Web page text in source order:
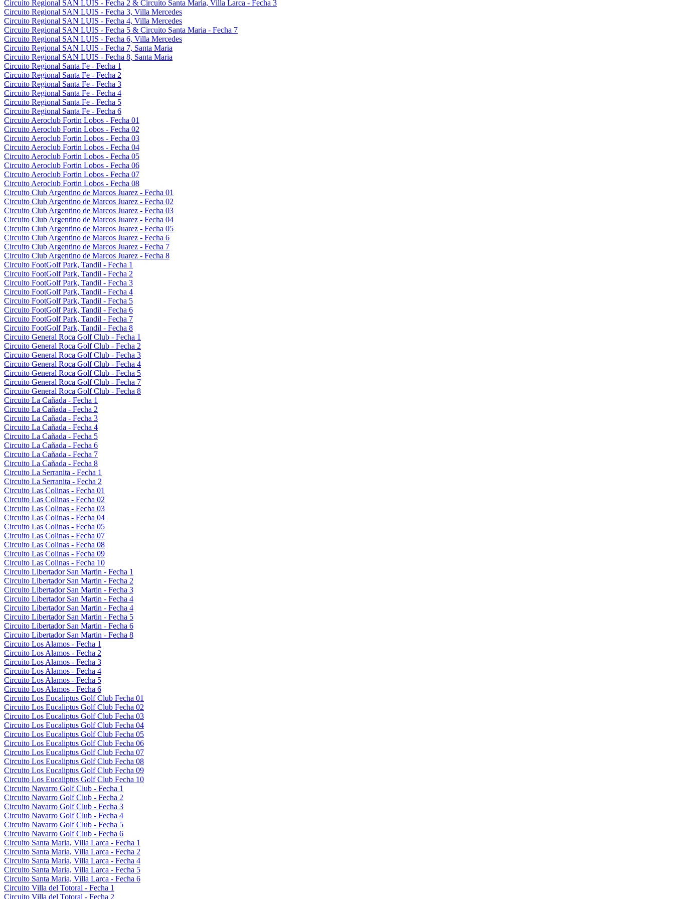
Circuito Regional SAN LUIS - Fecha 2 & Circuito Santa Maria, Villa Larca - Fecha 3
Circuito Regional SAN LUIS - Fecha 3, Villa Mercedes
Circuito Regional SAN LUIS - Fecha 4, Villa Mercedes
Circuito Regional SAN LUIS - Fecha 5 & Circuito Santa Maria - Fecha 7
Circuito Regional SAN LUIS - Fecha 6, Villa Mercedes
Circuito Regional SAN LUIS - Fecha 7, Santa Maria
Circuito Regional SAN LUIS - Fecha 8, Santa Maria
Circuito Regional Santa Fe - Fecha 1
Circuito Regional Santa Fe - Fecha 2
Circuito Regional Santa Fe - Fecha 3
Circuito Regional Santa Fe - Fecha 4
Circuito Regional Santa Fe - Fecha 5
Circuito Regional Santa Fe - Fecha 6
Circuito Aeroclub Fortin Lobos - Fecha 01
Circuito Aeroclub Fortin Lobos - Fecha 02
Circuito Aeroclub Fortin Lobos - Fecha 03
Circuito Aeroclub Fortin Lobos - Fecha 04
Circuito Aeroclub Fortin Lobos - Fecha 05
Circuito Aeroclub Fortin Lobos - Fecha 06
Circuito Aeroclub Fortin Lobos - Fecha 07
Circuito Aeroclub Fortin Lobos - Fecha 08
Circuito Club Argentino de Marcos Juarez - Fecha 01
Circuito Club Argentino de Marcos Juarez - Fecha 02
Circuito Club Argentino de Marcos Juarez - Fecha 03
Circuito Club Argentino de Marcos Juarez - Fecha 04
Circuito Club Argentino de Marcos Juarez - Fecha 05
Circuito Club Argentino de Marcos Juarez - Fecha 6
Circuito Club Argentino de Marcos Juarez - Fecha 7
Circuito Club Argentino de Marcos Juarez - Fecha 8
Circuito FootGolf Park, Tandil - Fecha 1
Circuito FootGolf Park, Tandil - Fecha 2
Circuito FootGolf Park, Tandil - Fecha 3
Circuito FootGolf Park, Tandil - Fecha 4
Circuito FootGolf Park, Tandil - Fecha 5
Circuito FootGolf Park, Tandil - Fecha 6
Circuito FootGolf Park, Tandil - Fecha 7
Circuito FootGolf Park, Tandil - Fecha 8
Circuito General Roca Golf Club - Fecha 1
Circuito General Roca Golf Club - Fecha 2
Circuito General Roca Golf Club - Fecha 3
Circuito General Roca Golf Club - Fecha 4
Circuito General Roca Golf Club - Fecha 5
Circuito General Roca Golf Club - Fecha 7
Circuito General Roca Golf Club - Fecha 8
Circuito La Cañada - Fecha 1
Circuito La Cañada - Fecha 2
Circuito La Cañada - Fecha 3
Circuito La Cañada - Fecha 4
Circuito La Cañada - Fecha 5
Circuito La Cañada - Fecha 6
Circuito La Cañada - Fecha 7
Circuito La Cañada - Fecha 8
Circuito La Serranita - Fecha 1
Circuito La Serranita - Fecha 2
Circuito Las Colinas - Fecha 01
Circuito Las Colinas - Fecha 02
Circuito Las Colinas - Fecha 03
Circuito Las Colinas - Fecha 04
Circuito Las Colinas - Fecha 05
Circuito Las Colinas - Fecha 07
Circuito Las Colinas - Fecha 08
Circuito Las Colinas - Fecha 09
Circuito Las Colinas - Fecha 10
Circuito Libertador San Martin - Fecha 1
Circuito Libertador San Martin - Fecha 2
Circuito Libertador San Martin - Fecha 3
Circuito Libertador San Martin - Fecha 4
Circuito Libertador San Martin - Fecha 4
Circuito Libertador San Martin - Fecha 5
Circuito Libertador San Martin - Fecha 6
Circuito Libertador San Martin - Fecha 8
Circuito Los Alamos - Fecha 1
Circuito Los Alamos - Fecha 2
Circuito Los Alamos - Fecha 3
Circuito Los Alamos - Fecha 4
Circuito Los Alamos - Fecha 5
Circuito Los Alamos - Fecha 6
Circuito Los Eucaliptus Golf Club Fecha 01
Circuito Los Eucaliptus Golf Club Fecha 02
Circuito Los Eucaliptus Golf Club Fecha 03
Circuito Los Eucaliptus Golf Club Fecha 04
Circuito Los Eucaliptus Golf Club Fecha 05
Circuito Los Eucaliptus Golf Club Fecha 06
Circuito Los Eucaliptus Golf Club Fecha 07
Circuito Los Eucaliptus Golf Club Fecha 08
Circuito Los Eucaliptus Golf Club Fecha 09
Circuito Los Eucaliptus Golf Club Fecha 10
Circuito Navarro Golf Club - Fecha 1
Circuito Navarro Golf Club - Fecha 2
Circuito Navarro Golf Club - Fecha 3
Circuito Navarro Golf Club - Fecha 4
Circuito Navarro Golf Club - Fecha 5
Circuito Navarro Golf Club - Fecha 6
Circuito Santa Maria, Villa Larca - Fecha 1
Circuito Santa Maria, Villa Larca - Fecha 2
Circuito Santa Maria, Villa Larca - Fecha 4
Circuito Santa Maria, Villa Larca - Fecha 5
Circuito Santa Maria, Villa Larca - Fecha 6
Circuito Villa del Totoral - Fecha 1
Circuito Villa del Totoral - Fecha 2